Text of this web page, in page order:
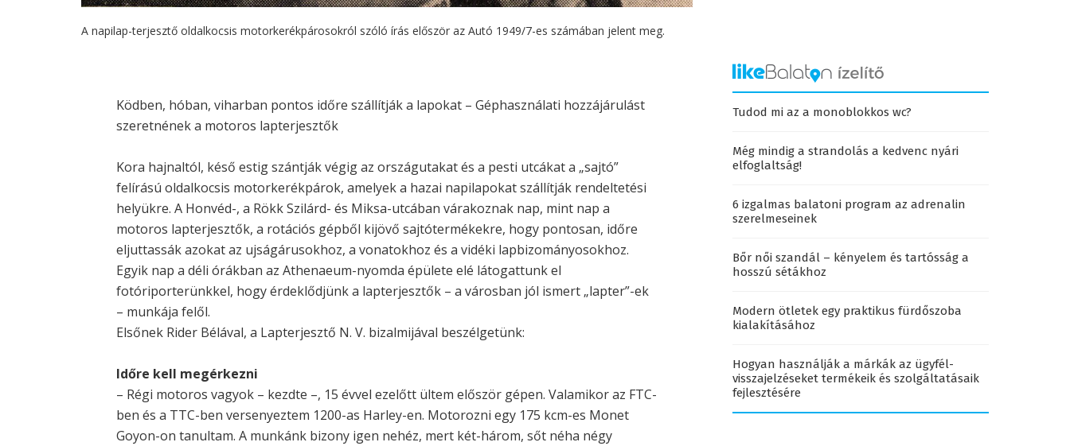
A napilap-terjesztő oldalkocsis motorkerékpárosokról szóló írás először az Autó 1949/7-es számában jelent meg.
Ködben, hóban, viharban pontos időre szállítják a lapokat – Géphasználati hozzájárulást
szeretnének a motoros lapterjesztők
Kora hajnaltól, késő estig szántják végig az országutakat és a pesti utcákat a „sajtó”
felírású oldalkocsis motorkerékpárok, amelyek a hazai napilapokat szállítják rendeltetési
helyükre. A Honvéd-, a Rökk Szilárd- és Miksa-utcában várakoznak nap, mint nap a
motoros lapterjesztők, a rotációs gépből kijövő sajtótermékekre, hogy pontosan, időre
eljuttassák azokat az ujságárusokhoz, a vonatokhoz és a vidéki lapbizományosokhoz.
Egyik nap a déli órákban az Athenaeum-nyomda épülete elé látogattunk el
fotóriporterünkkel, hogy érdeklődjünk a lapterjesztők – a városban jól ismert „lapter”-ek
– munkája felől.
Elsőnek Rider Bélával, a Lapterjesztő N. V. bizalmijával beszélgetünk:
Időre kell megérkezni
– Régi motoros vagyok – kezdte –, 15 évvel ezelőtt ültem először gépen. Valamikor az FTC-
ben és a TTC-ben versenyeztem 1200-as Harley-en. Motorozni egy 175 kcm-es Monet
Goyon-on tanultam. A munkánk bizony igen nehéz, mert két-három, sőt néha négy
Tudod mi az a monoblokkos wc?
Még mindig a strandolás a kedvenc nyári
elfoglaltság!
6 izgalmas balatoni program az adrenalin
szerelmeseinek
Bőr női szandál – kényelem és tartósság a
hosszú sétákhoz
Modern ötletek egy praktikus fürdőszoba
kialakításához
Hogyan használják a márkák az ügyfél-
visszajelzéseket termékeik és szolgáltatásaik
fejlesztésére